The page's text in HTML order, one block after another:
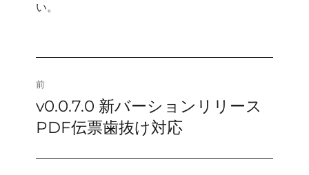
い。
投
稿
前
前
の
稿:
v0.0.7.0 新バーションリリース
PDF伝票歯抜け対応